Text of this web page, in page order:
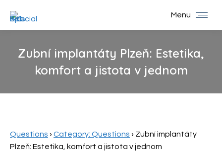
Menu
Zubní implantáty Plzeň: Estetika,
komfort a jistota v jednom
Questions › Category: Questions › Zubní implantáty
Plzeň: Estetika, komfort a jistota v jednom